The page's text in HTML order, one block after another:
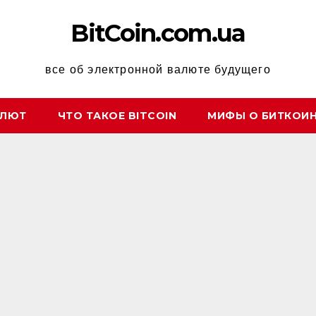
BitCoin.com.ua
все об электронной валюте будущего
ЧТО ТАКОЕ BITCOIN МИФЫ О